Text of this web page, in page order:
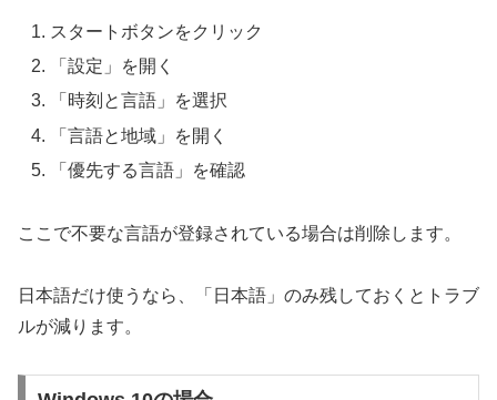
スタートボタンをクリック
「設定」を開く
「時刻と言語」を選択
「言語と地域」を開く
「優先する言語」を確認
ここで不要な言語が登録されている場合は削除します。
日本語だけ使うなら、「日本語」のみ残しておくとトラブ
ルが減ります。